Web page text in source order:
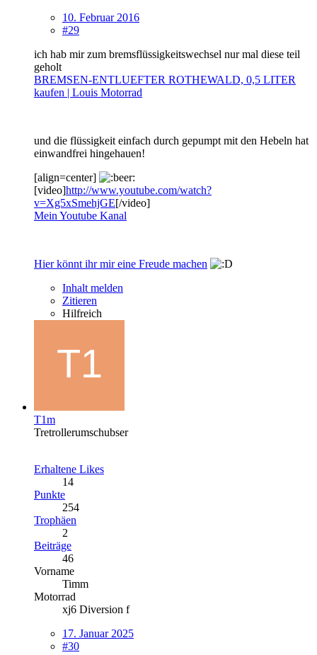
10. Februar 2016
#29
ich hab mir zum bremsflüssigkeitswechsel nur mal diese teil
geholt
BREMSEN-ENTLUEFTER ROTHEWALD, 0,5 LITER
kaufen | Louis Motorrad
und die flüssigkeit einfach durch gepumpt mit den Hebeln hat
einwandfrei hingehauen!
[align=center]
[video]http://www.youtube.com/watch?
v=Xg5xSmehjGE[/video]
Mein Youtube Kanal
Hier könnt ihr mir eine Freude machen
Inhalt melden
Zitieren
Hilfreich
T1m
Tretrollerumschubser
Erhaltene Likes
14
Punkte
254
Trophäen
2
Beiträge
46
Vorname
Timm
Motorrad
xj6 Diversion f
17. Januar 2025
#30